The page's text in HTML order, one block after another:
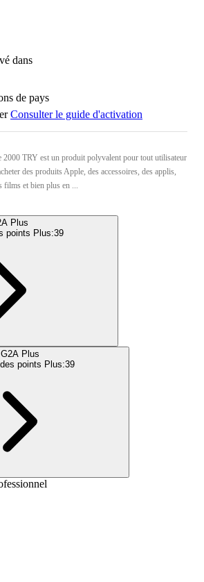
dans
de pays
Consulter le guide d'activation
2000 TRY est un produit polyvalent pour tout utilisateur
des produits Apple, des accessoires, des applis,
films et bien plus en ...
Plus
points Plus:39
G2A Plus
points Plus:39